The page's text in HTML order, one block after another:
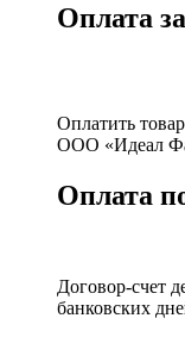
Оплата
Оплатить
ООО «Идеал
Оплата
Договор-счет
банковских